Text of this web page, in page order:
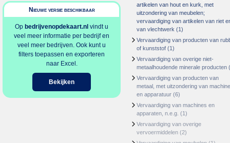
Nieuwe versie beschikbaar
Op bedrijvenopdekaart.nl vindt u
veel meer informatie per bedrijf en
veel meer bedrijven. Ook kunt u
filters toepassen en exporteren
naar Excel.
Bekijken
artikelen van hout en kurk, met
uitzondering van meubelen;
vervaardiging van artikelen van riet
van vlechtwerk (1)
Vervaardiging van producten van
of kunststof (1)
Vervaardiging van overige niet-
metaalhoudende minerale producten
Vervaardiging van producten van
metaal, met uitzondering van
en apparatuur (6)
Vervaardiging van machines en
apparaten, n.e.g. (1)
Vervaardiging van overige
vervoermiddelen (2)